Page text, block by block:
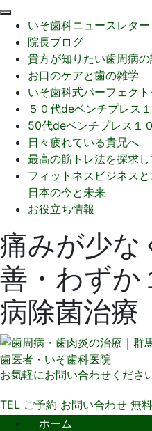
いそ歯科ニュースレター
院長ブログ
貴方が知りたい歯周病
お口のケアと歯の雑学
いそ歯科式パーフェクト
５０代deベンチプレス
50代deベンチプレス１
日々疲れている貴兄へ
最高の筋トレ法を探求し
フィットネスビジネス
日本の今と未来
お役立ち情報
痛みが少な
善・わずか
病除菌治療
お気軽にお問い合わせくださ
TEL ご予約 お問い合わせ 無
ホーム